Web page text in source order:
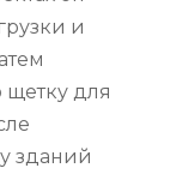
и
для
зданий